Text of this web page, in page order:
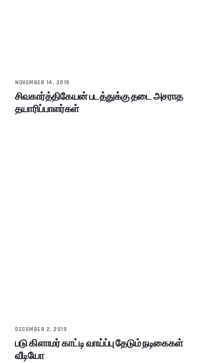
NOVEMBER 14, 2019
சிவகார்த்திகேயன் படத்துக்கு தடை அசராத
தயாரிப்பாளர்கள்
DECEMBER 2, 2019
படு கிளாமர் காட்டி வாய்ப்பு தேடும் நடிகைகள்
வீடியோ